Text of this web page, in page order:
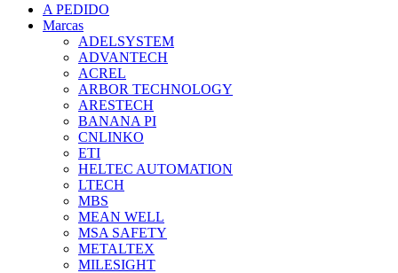
A PEDIDO
Marcas
ADELSYSTEM
ADVANTECH
ACREL
ARBOR TECHNOLOGY
ARESTECH
BANANA PI
CNLINKO
ETI
HELTEC AUTOMATION
LTECH
MBS
MEAN WELL
MSA SAFETY
METALTEX
MILESIGHT